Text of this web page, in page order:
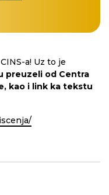
a! Uz to je
preuzeli od Centra
kao i link ka tekstu